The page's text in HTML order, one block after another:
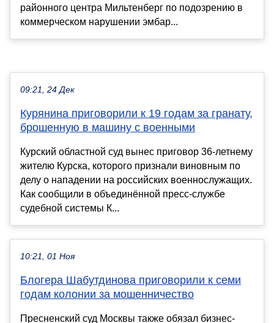
районного центра Мильтенберг по подозрению в
коммерческом нарушении эмбар...
09:21, 24 Дек
Курянина приговорили к 19 годам за гранату,
брошенную в машину с военными
Курский областной суд вынес приговор 36-летнему
жителю Курска, которого признали виновным по
делу о нападении на российских военнослужащих.
Как сообщили в объединённой пресс-службе
судебной системы К...
10:21, 01 Ноя
Блогера Шабутдинова приговорили к семи
годам колонии за мошенничество
Пресненский суд Москвы также обязал бизнес-